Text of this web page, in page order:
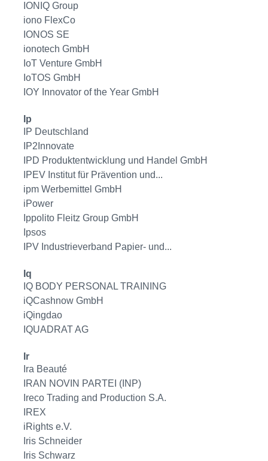
IONIQ Group
iono FlexCo
IONOS SE
ionotech GmbH
IoT Venture GmbH
IoTOS GmbH
IOY Innovator of the Year GmbH
Ip
IP Deutschland
IP2Innovate
IPD Produktentwicklung und Handel GmbH
IPEV Institut für Prävention und...
ipm Werbemittel GmbH
iPower
Ippolito Fleitz Group GmbH
Ipsos
IPV Industrieverband Papier- und...
Iq
IQ BODY PERSONAL TRAINING
iQCashnow GmbH
iQingdao
IQUADRAT AG
Ir
Ira Beauté
IRAN NOVIN PARTEI (INP)
Ireco Trading and Production S.A.
IREX
iRights e.V.
Iris Schneider
Iris Schwarz